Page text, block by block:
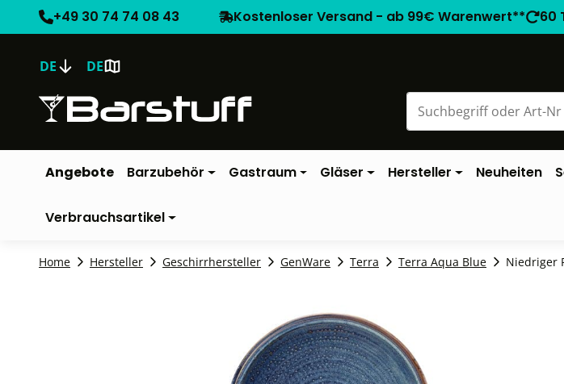
+49 30 74 74 08 43 Kostenloser Versand - ab 99€ Warenwert** 60
DE DE
Angebote Barzubehör Gastraum Gläser Hersteller Neuheiten
Verbrauchsartikel
Home Hersteller Geschirrhersteller GenWare Terra Terra Aqua Blue Niedriger